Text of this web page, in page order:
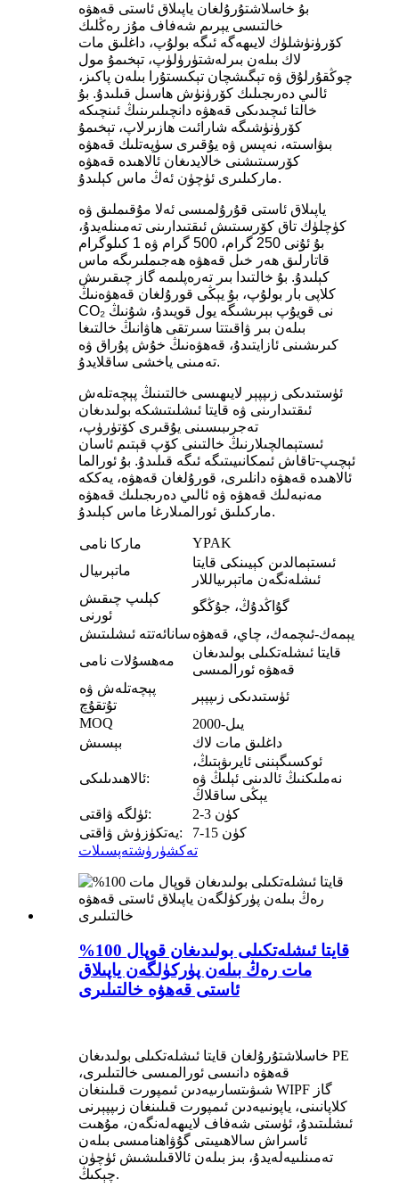
بۇ خاسلاشتۇرۇلغان ياپىلاق ئاستى قەھۋە
خالتىسى يېرىم شەفاف مۇز رەڭلىك
كۆرۈنۈشلۈك لايىھەگە ئىگە بولۇپ، داغلىق مات
لاك بىلەن بىرلەشتۈرۈلۈپ، تېخىمۇ مول
چوڭقۇرلۇق ۋە تېگىشچان تېكىستۇرا بىلەن پاكىز،
ئالىي دەرىجىلىك كۆرۈنۈش ھاسىل قىلىدۇ. بۇ
خالتا ئىچىدىكى قەھۋە دانچىلىرىنىڭ ئىنچىكە
كۆرۈنۈشىگە شارائىت ھازىرلاپ، تېخىمۇ
بىۋاسىتە، نەپىس ۋە يۇقىرى سۈپەتلىك قەھۋە
كۆرسىتىشنى خالايدىغان ئالاھىدە قەھۋە
ماركىلىرى ئۈچۈن ئەڭ ماس كېلىدۇ.
ياپىلاق ئاستى قۇرۇلمىسى ئەلا مۇقىملىق ۋە
كۈچلۈك تاق كۆرسىتىش ئىقتىدارىنى تەمىنلەيدۇ،
بۇ ئۇنى 250 گرام، 500 گرام ۋە 1 كىلوگرام
قاتارلىق ھەر خىل قەھۋە ھەجىملىرىگە ماس
كېلىدۇ. بۇ خالتىدا بىر تەرەپلىمە گاز چىقىرىش
كلاپى بار بولۇپ، بۇ يېڭى قورۇلغان قەھۋەنىڭ
CO₂ نى قويۇپ بېرىشىگە يول قويىدۇ، شۇنىڭ
بىلەن بىر ۋاقىتتا سىرتقى ھاۋانىڭ خالتىغا
كىرىشىنى ئازايتىدۇ، قەھۋەنىڭ خۇش پۇراق ۋە
تەمىنى ياخشى ساقلايدۇ.
ئۈستىدىكى زىپپېر لايىھىسى خالتىنىڭ پېچەتلەش
ئىقتىدارىنى ۋە قايتا ئىشلىتىشكە بولىدىغان
تەجرىبىسىنى يۇقىرى كۆتۈرۈپ،
ئىستېمالچىلارنىڭ خالتىنى كۆپ قېتىم ئاسان
ئېچىپ-تاقاش ئىمكانىيىتىگە ئىگە قىلىدۇ. بۇ ئورالما
ئالاھىدە قەھۋە دانلىرى، قورۇلغان قەھۋە، يەككە
مەنبەلىك قەھۋە ۋە ئالىي دەرىجىلىك قەھۋە
ماركىلىق ئورالمىلارغا ماس كېلىدۇ.
ماركا نامى
YPAK
ماتېرىيال
ئىستېمالدىن كېيىنكى قايتا
ئىشلەنگەن ماتېرىياللار
كېلىپ چىقىش
ئورنى
گۇاڭدۇڭ، جۇڭگو
سانائەتتە ئىشلىتىش يېمەك-ئىچمەك، چاي، قەھۋە
مەھسۇلات نامى
قايتا ئىشلەتكىلى بولىدىغان
قەھۋە ئورالمىسى
پېچەتلەش ۋە
تۇتقۇچ
ئۈستىدىكى زىپپېر
MOQ
2000-يىل
بېسىش
داغلىق مات لاك
ئالاھىدىلىكى:
ئوكسىگېننى ئايرىۋېتىڭ،
نەملىكنىڭ ئالدىنى ئېلىڭ ۋە
يېڭى ساقلاڭ
ئۈلگە ۋاقتى:
2-3 كۈن
يەتكۈزۈش ۋاقتى:
7-15 كۈن
تەكشۈرۈشتەپسىلات
%100 قايتا ئىشلەتكىلى بولىدىغان قوپال
مات رەڭ بىلەن پۈركۈلگەن ياپىلاق
ئاستى قەھۋە خالتىلىرى
خاسلاشتۇرۇلغان قايتا ئىشلەتكىلى بولىدىغان PE
قەھۋە دانىسى ئورالمىسى خالتىلىرى،
شىۋىتسارىيەدىن ئىمپورت قىلىنغان WIPF گاز
كلاپانىنى، ياپونىيەدىن ئىمپورت قىلىنغان زىپپېرنى
ئىشلىتىدۇ، ئۈستى شەفاف لايىھەلەنگەن، مۇھىت
ئاسراش سالاھىيىتى گۇۋاھنامىسى بىلەن
تەمىنلىيەلەيدۇ، بىز بىلەن ئالاقىلىشىش ئۈچۈن
چېكىڭ.